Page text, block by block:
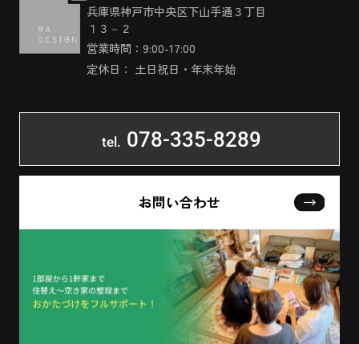
兵庫県神戸市中央区下山手通３丁目
１３－２
営業時間：9:00-17:00
定休日： 土日祝日・年末年始
tel. 078-335-8289
お問い合わせ